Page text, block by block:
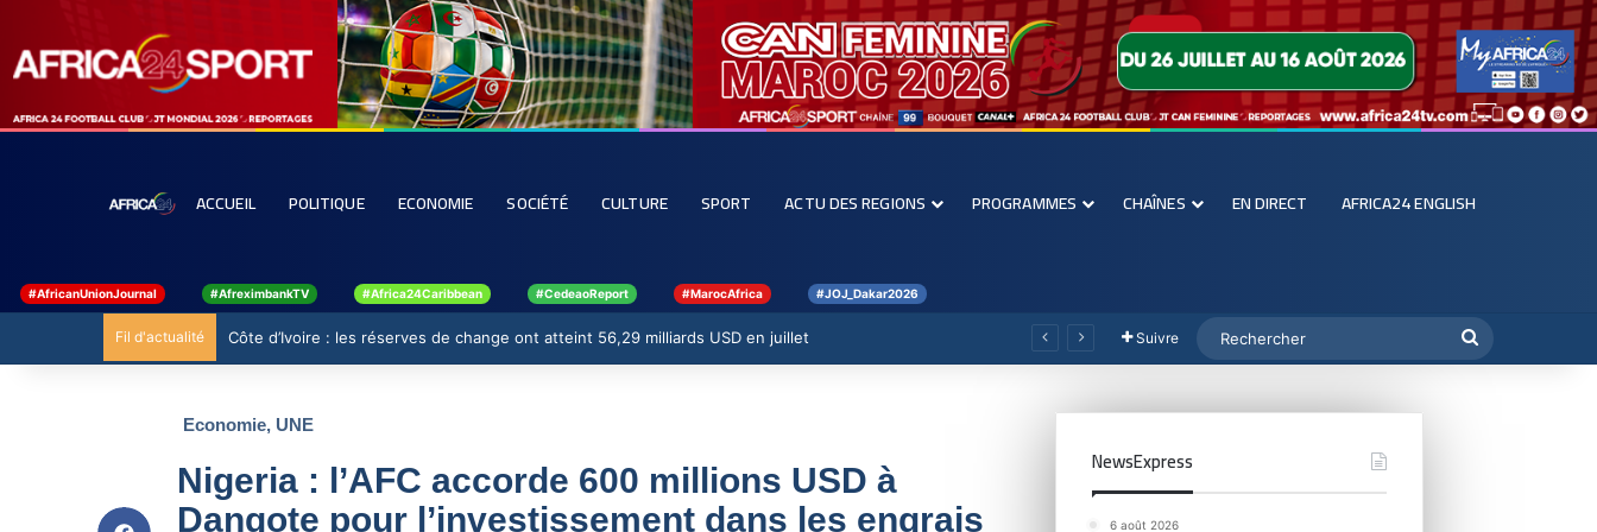
ACCUEIL POLITIQUE ECONOMIE SOCIÉTÉ CULTURE SPORT ACTU DES REGIONS PROGRAMMES CHAÎNES EN DIRECT AFRICA24 ENGLISH
#AfricanUnionJournal #AfreximbankTV #Africa24Caribbean #CedeaoReport #MarocAfrica #JOJ_Dakar2026
Fil d'actualité Côte d’Ivoire : les réserves de change ont atteint 56,29 milliards USD en juillet Suivre
Economie, UNE
Nigeria : l’AFC accorde 600 millions USD à
Dangote pour l’investissement dans les engrais
NewsExpress
6 août 2026